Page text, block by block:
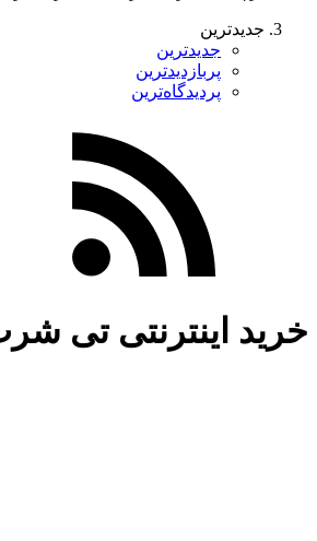
جدیدترین
جدیدترین
پربازدیدترین
پردیدگاه‌ترین
خرید اینترنتی تی